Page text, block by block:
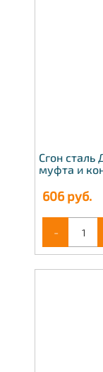
Сгон сталь
муфта и
606руб.
-